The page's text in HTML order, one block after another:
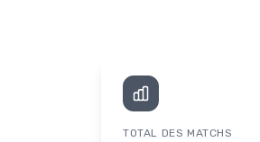
TOTAL DES MATCHS